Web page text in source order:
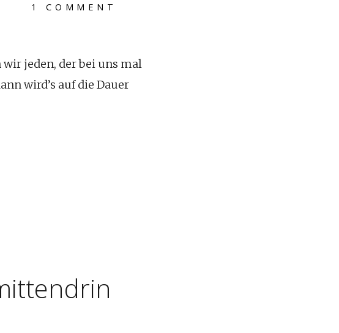
1 COMMENT
jeden, der bei uns mal
wird’s auf die Dauer